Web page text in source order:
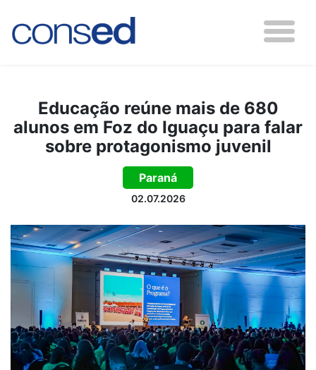
Educação reúne mais de 680
alunos em Foz do Iguaçu para falar
sobre protagonismo juvenil
Paraná
02.07.2026